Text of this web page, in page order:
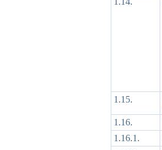
1.15.
1.16.
1.16.1.